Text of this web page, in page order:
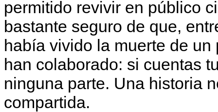
permitido revivir en público
bastante seguro de que,
había vivido la muerte de
han colaborado: si cuentas
ninguna parte. Una historia
compartida.